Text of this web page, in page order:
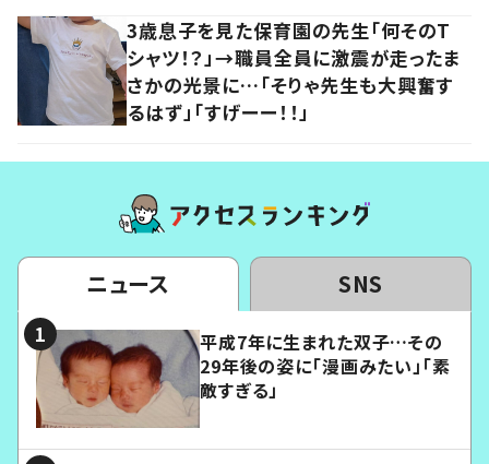
3歳息子を見た保育園の先生「何そのT
シャツ！？」→職員全員に激震が走ったま
さかの光景に…「そりゃ先生も大興奮す
るはず」「すげーー！！」
ニュース SNS
平成7年に生まれた双子…その
29年後の姿に「漫画みたい」「素
敵すぎる」